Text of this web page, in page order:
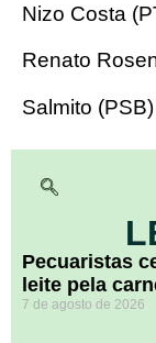
Nizo Costa
Renato
Salmito
Pecuaristas
leite pela
7 de agosto de 2026